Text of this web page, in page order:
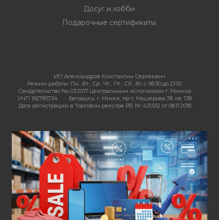
Досуг и хобби
Подарочные сертификаты
ИП Александров Константин Сергеевич
Режим работы: Пн , Вт , Ср , Чт , Пт , Сб , Вс c 08:30 до 21:00
Свидетельство No 03.2017 Центральным исполкомом г. Минска
УНП 192790734
Беларусь. г. Минск, пр-т. Машерова 78, кв. 138
Дата регистрации в Торговом реестре РБ: № 431552 от 08.11.2018